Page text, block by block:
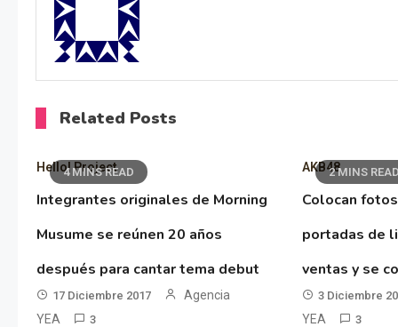
Related Posts
4 MINS READ
Hello! Project
Integrantes originales de Morning
Musume se reúnen 20 años
después para cantar tema debut
17 Diciembre 2017
Agencia
YEA
3
2 MINS READ
AKB48
Colocan
portadas de
ventas y se
3 Diciembre
YEA
3